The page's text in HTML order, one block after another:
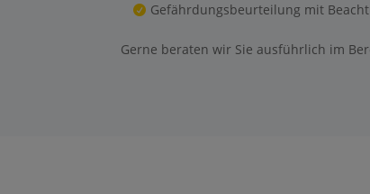
Gefährdungsbeurteilung mit
Gerne beraten wir Sie ausführlich im